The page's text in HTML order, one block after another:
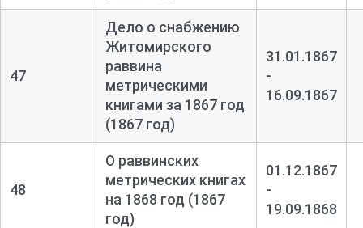
47
Дело о снабжению
Житомирского
раввина
метрическими
книгами за 1867 год
(1867 год)
31.01.1867
-
16.09.1867
48
О раввинских
метрических книгах
на 1868 год (1867
год)
01.12.1867
-
19.09.1868